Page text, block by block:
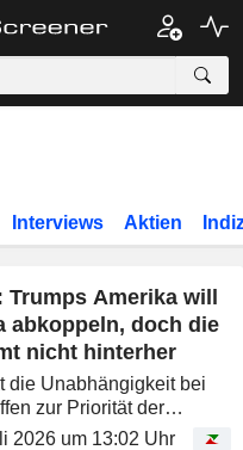
Interviews Aktien
Amerika will
abkoppeln, doch die
nicht hinterher
die Unabhängigkeit bei
zur Priorität der
erklärt und den 1.
2026 um 13:02 Uhr